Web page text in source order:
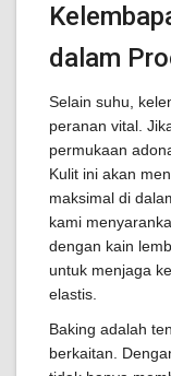
dalam
Selain suhu,
peranan vital.
permukaan
Kulit ini akan
maksimal di
kami
dengan kain
untuk menjaga
elastis.
Baking adalah
berkaitan.